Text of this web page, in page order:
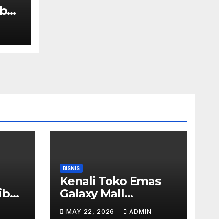
BISNIS
Kenali Toko Emas
Galaxy Mall
MAY 22, 2026 ADMIN